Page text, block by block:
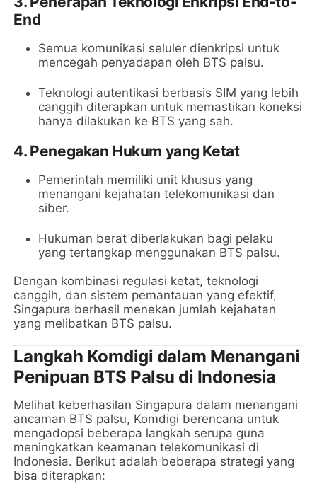
End
Semua komunikasi seluler dienkripsi untuk
mencegah penyadapan oleh BTS palsu.
Teknologi autentikasi berbasis SIM yang lebih
canggih diterapkan untuk memastikan koneksi
hanya dilakukan ke BTS yang sah.
4. Penegakan Hukum yang Ketat
Pemerintah memiliki unit khusus yang
menangani kejahatan telekomunikasi dan
siber.
Hukuman berat diberlakukan bagi pelaku
yang tertangkap menggunakan BTS palsu.
Dengan kombinasi regulasi ketat, teknologi
canggih, dan sistem pemantauan yang efektif,
Singapura berhasil menekan jumlah kejahatan
yang melibatkan BTS palsu.
Langkah Komdigi dalam Menangani
Penipuan BTS Palsu di Indonesia
Melihat keberhasilan Singapura dalam menangani
ancaman BTS palsu, Komdigi berencana untuk
mengadopsi beberapa langkah serupa guna
meningkatkan keamanan telekomunikasi di
Indonesia. Berikut adalah beberapa strategi yang
bisa diterapkan: